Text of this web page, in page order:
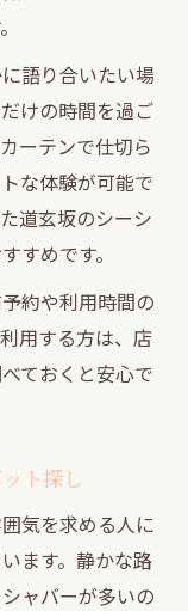
語り合いたい場
けの時間を過ご
ーテンで仕切ら
な体験が可能で
道玄坂のシーシ
すめです。
約や利用時間の
用する方は、店
ておくと安心で
ト探し
気を求める人に
ます。静かな路
ャバーが多いの